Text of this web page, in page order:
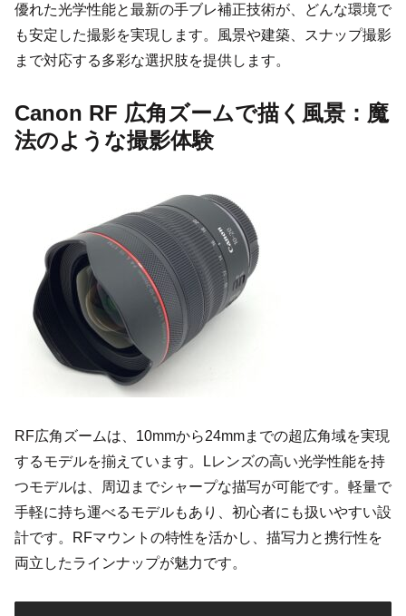
優れた光学性能と最新の手ブレ補正技術が、どんな環境で
も安定した撮影を実現します。風景や建築、スナップ撮影
まで対応する多彩な選択肢を提供します。
Canon RF 広角ズームで描く風景：魔
法のような撮影体験
RF広角ズームは、10mmから24mmまでの超広角域を実現
するモデルを揃えています。Lレンズの高い光学性能を持
つモデルは、周辺までシャープな描写が可能です。軽量で
手軽に持ち運べるモデルもあり、初心者にも扱いやすい設
計です。RFマウントの特性を活かし、描写力と携行性を
両立したラインナップが魅力です。